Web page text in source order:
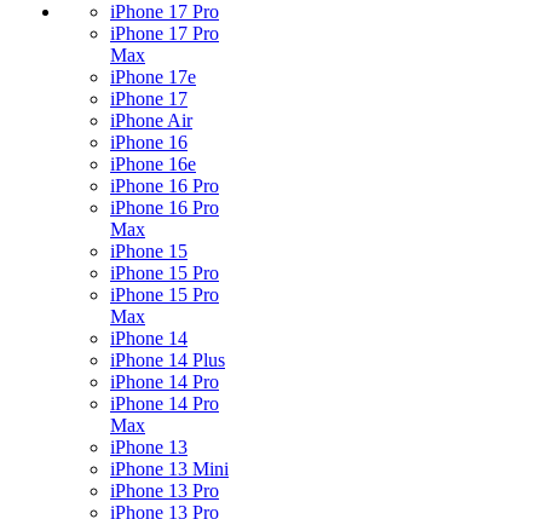
iPhone 17 Pro
iPhone 17 Pro
Max
iPhone 17e
iPhone 17
iPhone Air
iPhone 16
iPhone 16e
iPhone 16 Pro
iPhone 16 Pro
Max
iPhone 15
iPhone 15 Pro
iPhone 15 Pro
Max
iPhone 14
iPhone 14 Plus
iPhone 14 Pro
iPhone 14 Pro
Max
iPhone 13
iPhone 13 Mini
iPhone 13 Pro
iPhone 13 Pro